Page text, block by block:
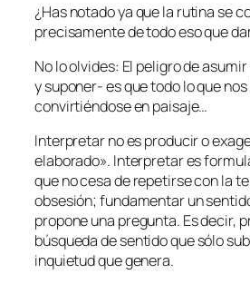
¿Has notado ya que la rutina se
precisamente de todo eso que
No lo olvides: El peligro de
y suponer- es que todo lo que
convirtiéndose en paisaje…
Interpretar no es producir o
elaborado». Interpretar es
que no cesa de repetirse con la
obsesión; fundamentar un
propone una pregunta. Es decir,
búsqueda de sentido que sólo
inquietud que genera.